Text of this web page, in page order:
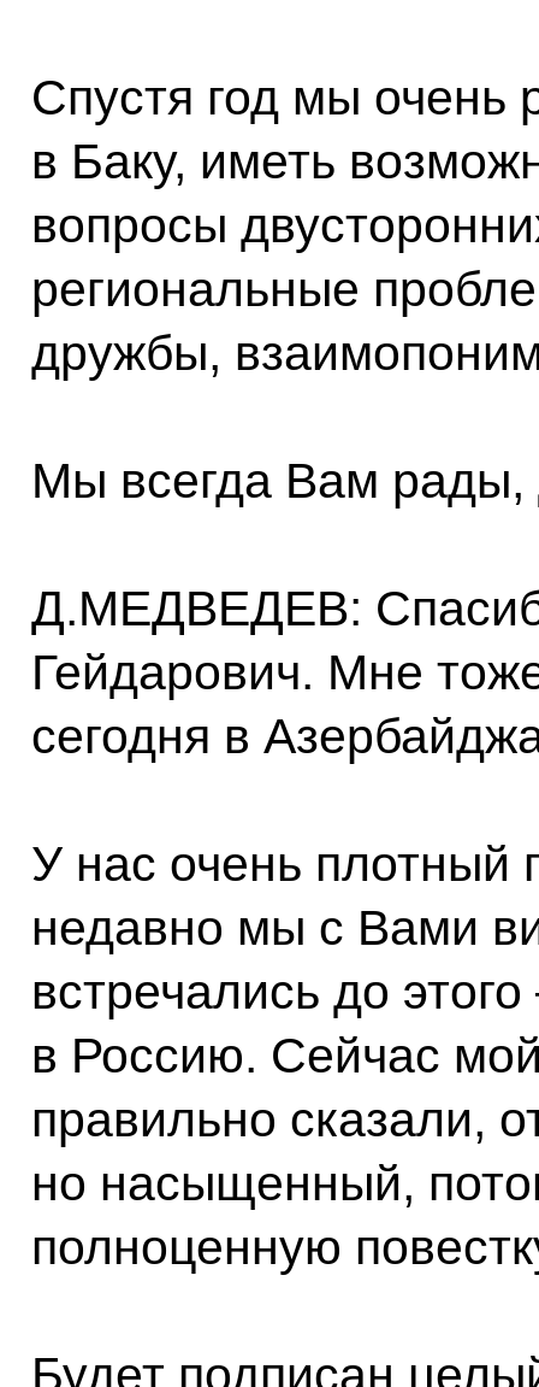
Спустя год мы очень
в Баку, иметь
вопросы
региональные
дружбы,
Мы всегда Вам рады,
Д.МЕДВЕДЕВ:
Гейдарович. Мне
сегодня в
У нас очень плотный
недавно мы с Вами
встречались до
в Россию. Сейчас
правильно сказали,
но насыщенный,
полноценную
Будет подписан